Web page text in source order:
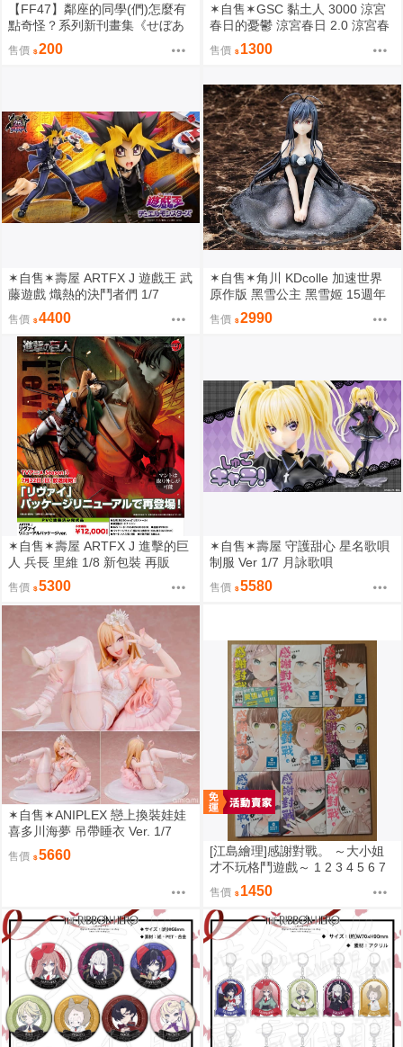
【FF47】鄰座的同學(們)怎麼有
點奇怪？系列新刊畫集《せぼあ
ーと2》【背骨貓屋】[B5/16P全
彩][繁體中文]｜九月陸續出貨
售價 200
✶自售✶GSC 黏土人 3000 涼宮
春日的憂鬱 涼宮春日 2.0 涼宮春
日的憂郁
售價 1300
✶自售✶壽屋 ARTFX J 遊戲王 武
藤遊戲 熾熱的決鬥者們 1/7
售價 4400
✶自售✶角川 KDcolle 加速世界
原作版 黑雪公主 黑雪姬 15週年
紀念 結婚禮服 15周年
售價 2990
✶自售✶壽屋 ARTFX J 進擊的巨
人 兵長 里維 1/8 新包裝 再販
售價 5300
✶自售✶壽屋 守護甜心 星名歌唄
制服 Ver 1/7 月詠歌唄
售價 5580
✶自售✶ANIPLEX 戀上換裝娃娃
喜多川海夢 吊帶睡衣 Ver. 1/7
售價 5660
[江島繪理]感謝對戰。 ～大小姐
才不玩格鬥遊戲～ 1 2 3 4 5 6 7
8 9 首刷 平裝
售價 1450